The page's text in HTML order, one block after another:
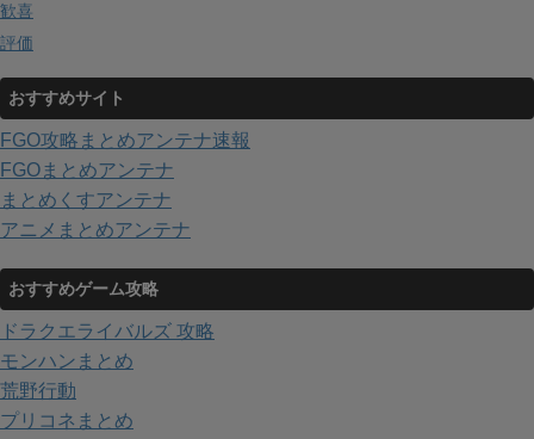
歓喜
評価
おすすめサイト
FGO攻略まとめアンテナ速報
FGOまとめアンテナ
まとめくすアンテナ
アニメまとめアンテナ
おすすめゲーム攻略
ドラクエライバルズ 攻略
モンハンまとめ
荒野行動
プリコネまとめ